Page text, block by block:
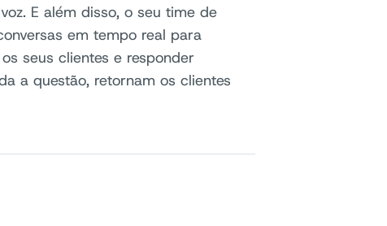
E além disso, o seu time de
em tempo real para
seus clientes e responder
a questão, retornam os clientes